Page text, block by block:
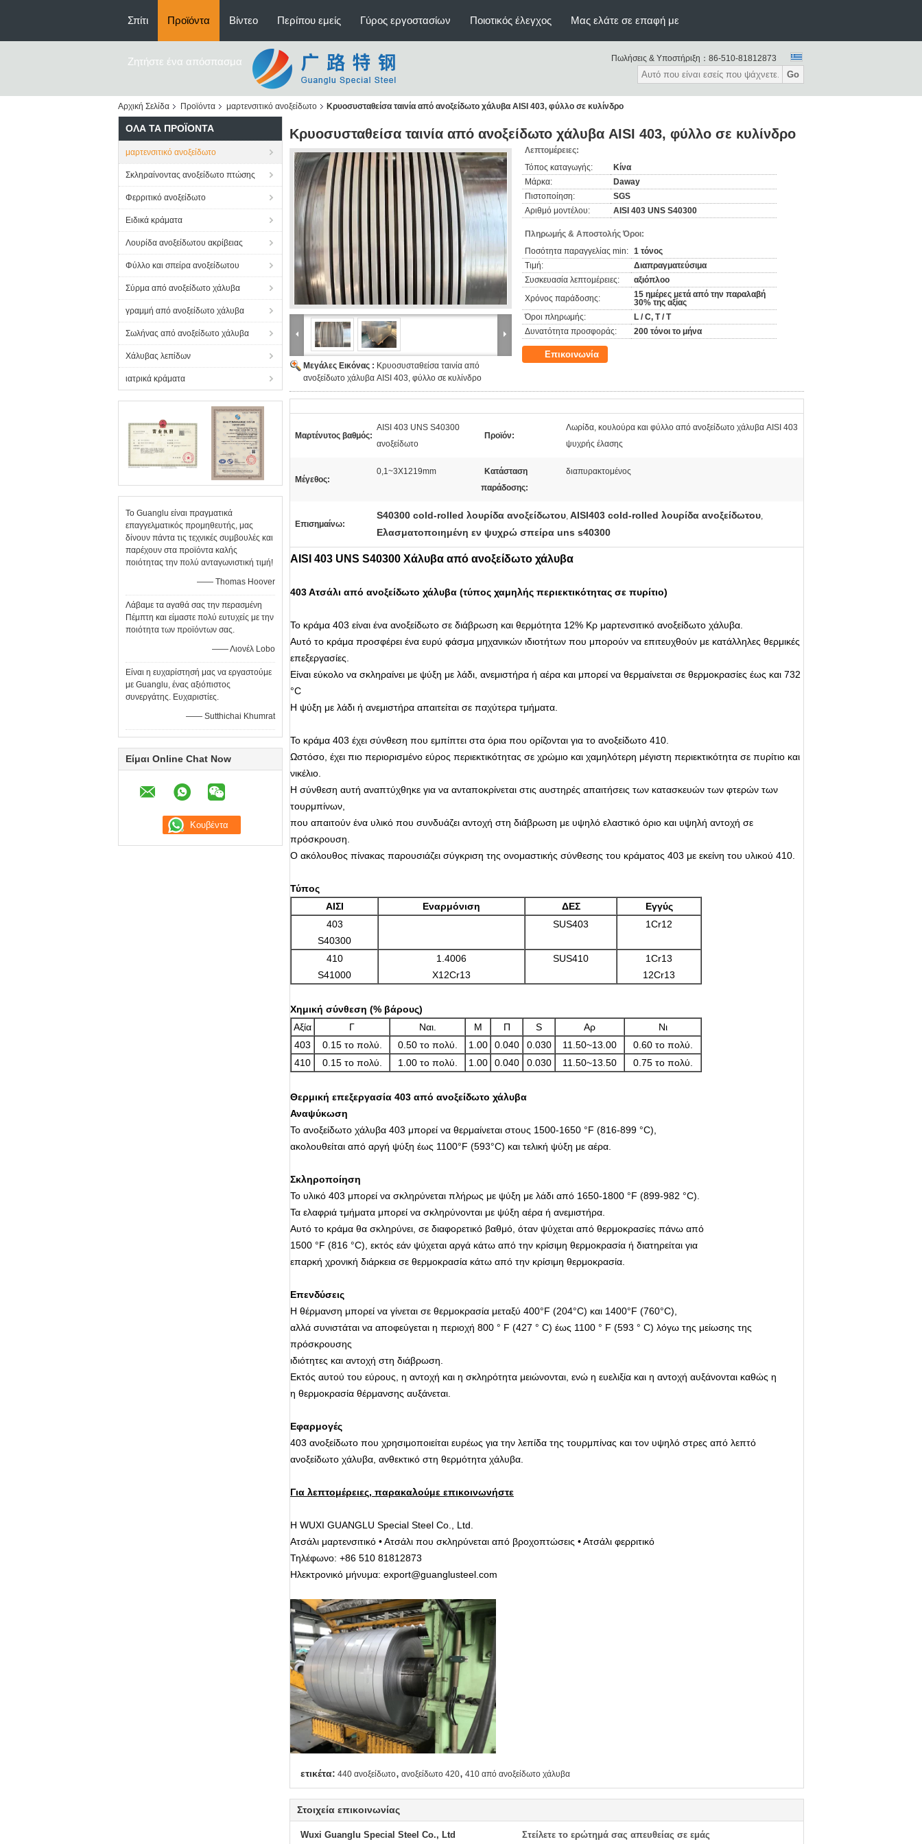
Σπίτι Προϊόντα Βίντεο Περίπου εμείς Γύρος εργοστασίων Ποιοτικός έλεγχος Μας ελάτε σε επαφή με
Ζητήστε ένα απόσπασμα Πωλήσεις & Υποστήριξη： 86-510-81812873
Go
Αρχική Σελίδα Προϊόντα μαρτενσιτικό ανοξείδωτο Κρυοσυσταθείσα ταινία από ανοξείδωτο χάλυβα AISI 403, φύλλο σε κυλίνδρο
ΌΛΑ ΤΑ ΠΡΟΪΌΝΤΑ
μαρτενσιτικό ανοξείδωτο
Σκληραίνοντας ανοξείδωτο πτώσης
Φερριτικό ανοξείδωτο
Ειδικά κράματα
Λουρίδα ανοξείδωτου ακρίβειας
Φύλλο και σπείρα ανοξείδωτου
Σύρμα από ανοξείδωτο χάλυβα
γραμμή από ανοξείδωτο χάλυβα
Σωλήνας από ανοξείδωτο χάλυβα
Χάλυβας λεπίδων
ιατρικά κράματα
Το Guanglu είναι πραγματικά
επαγγελματικός προμηθευτής, μας
δίνουν πάντα τις τεχνικές συμβουλές και
παρέχουν στα προϊόντα καλής
ποιότητας την πολύ ανταγωνιστική τιμή!
—— Thomas Hoover
Λάβαμε τα αγαθά σας την περασμένη
Πέμπτη και είμαστε πολύ ευτυχείς με την
ποιότητα των προϊόντων σας.
—— Λιονέλ Lobo
Είναι η ευχαρίστησή μας να εργαστούμε
με Guanglu, ένας αξιόπιστος
συνεργάτης. Ευχαριστίες.
—— Sutthichai Khumrat
Είμαι Online Chat Now
Κρυοσυσταθείσα ταινία από ανοξείδωτο χάλυβα AISI 403, φύλλο σε κυλίνδρο
Μεγάλες Εικόνας : Κρυοσυσταθείσα ταινία από
ανοξείδωτο χάλυβα AISI 403, φύλλο σε κυλίνδρο
Λεπτομέρειες:
Τόπος καταγωγής:
Κίνα
Μάρκα:
Daway
Πιστοποίηση:
SGS
Αριθμό μοντέλου:
AISI 403 UNS S40300
Πληρωμής & Αποστολής Όροι:
Ποσότητα παραγγελίας min: 1 τόνος
Τιμή:
Διαπραγματεύσιμα
Συσκευασία λεπτομέρειες:
αξιόπλοο
Χρόνος παράδοσης:
15 ημέρες μετά από την παραλαβή
30% της αξίας
Όροι πληρωμής:
L / C, T / T
Δυνατότητα προσφοράς:
200 τόνοι το μήνα
Επικοινωνία
Μαρτένυτος βαθμός:
AISI 403 UNS S40300
ανοξείδωτο
Προϊόν:
Λωρίδα, κουλούρα και φύλλο από ανοξείδωτο χάλυβα AISI 403
ψυχρής έλασης
Μέγεθος:
0,1~3X1219mm
Κατάσταση
παράδοσης:
διαπυρακτομένος
Επισημαίνω:
S40300 cold-rolled λουρίδα ανοξείδωτου, AISI403 cold-rolled λουρίδα ανοξείδωτου,
Ελασματοποιημένη εν ψυχρώ σπείρα uns s40300
AISI 403 UNS S40300 Χάλυβα από ανοξείδωτο χάλυβα
403 Ατσάλι από ανοξείδωτο χάλυβα (τύπος χαμηλής περιεκτικότητας σε πυρίτιο)
Το κράμα 403 είναι ένα ανοξείδωτο σε διάβρωση και θερμότητα 12% Κρ μαρτενσιτικό ανοξείδωτο χάλυβα.
Αυτό το κράμα προσφέρει ένα ευρύ φάσμα μηχανικών ιδιοτήτων που μπορούν να επιτευχθούν με κατάλληλες θερμικές
επεξεργασίες.
Είναι εύκολο να σκληραίνει με ψύξη με λάδι, ανεμιστήρα ή αέρα και μπορεί να θερμαίνεται σε θερμοκρασίες έως και 732
°C
Η ψύξη με λάδι ή ανεμιστήρα απαιτείται σε παχύτερα τμήματα.
Το κράμα 403 έχει σύνθεση που εμπίπτει στα όρια που ορίζονται για το ανοξείδωτο 410.
Ωστόσο, έχει πιο περιορισμένο εύρος περιεκτικότητας σε χρώμιο και χαμηλότερη μέγιστη περιεκτικότητα σε πυρίτιο και
νικέλιο.
Η σύνθεση αυτή αναπτύχθηκε για να ανταποκρίνεται στις αυστηρές απαιτήσεις των κατασκευών των φτερών των
τουρμπίνων,
που απαιτούν ένα υλικό που συνδυάζει αντοχή στη διάβρωση με υψηλό ελαστικό όριο και υψηλή αντοχή σε
πρόσκρουση.
Ο ακόλουθος πίνακας παρουσιάζει σύγκριση της ονομαστικής σύνθεσης του κράματος 403 με εκείνη του υλικού 410.
Τύπος
ΑΙΣΙ
Εναρμόνιση ΔΕΣ
Εγγύς
403
S40300
SUS403 1Cr12
410
S41000
1.4006
X12Cr13
SUS410
1Cr13
12Cr13
Χημική σύνθεση (% βάρους)
Αξία
Γ Ναι. Μ Π S Αρ
Νι
403
0.15 το πολύ. 0.50 το πολύ. 1.00 0.040 0.030 11.50~13.00
0.60 το πολύ.
410
0.15 το πολύ. 1.00 το πολύ. 1.00 0.040 0.030 11.50~13.50 0.75 το πολύ.
Θερμική επεξεργασία 403 από ανοξείδωτο χάλυβα
Αναψύκωση
Το ανοξείδωτο χάλυβα 403 μπορεί να θερμαίνεται στους 1500-1650 °F (816-899 °C),
ακολουθείται από αργή ψύξη έως 1100°F (593°C) και τελική ψύξη με αέρα.
Σκληροποίηση
Το υλικό 403 μπορεί να σκληρύνεται πλήρως με ψύξη με λάδι από 1650-1800 °F (899-982 °C).
Τα ελαφριά τμήματα μπορεί να σκληρύνονται με ψύξη αέρα ή ανεμιστήρα.
Αυτό το κράμα θα σκληρύνει, σε διαφορετικό βαθμό, όταν ψύχεται από θερμοκρασίες πάνω από
1500 °F (816 °C), εκτός εάν ψύχεται αργά κάτω από την κρίσιμη θερμοκρασία ή διατηρείται για
επαρκή χρονική διάρκεια σε θερμοκρασία κάτω από την κρίσιμη θερμοκρασία.
Επενδύσεις
Η θέρμανση μπορεί να γίνεται σε θερμοκρασία μεταξύ 400°F (204°C) και 1400°F (760°C),
αλλά συνιστάται να αποφεύγεται η περιοχή 800 ° F (427 ° C) έως 1100 ° F (593 ° C) λόγω της μείωσης της
πρόσκρουσης
ιδιότητες και αντοχή στη διάβρωση.
Εκτός αυτού του εύρους, η αντοχή και η σκληρότητα μειώνονται, ενώ η ευελιξία και η αντοχή αυξάνονται καθώς η
η θερμοκρασία θέρμανσης αυξάνεται.
Εφαρμογές
403 ανοξείδωτο που χρησιμοποιείται ευρέως για την λεπίδα της τουρμπίνας και τον υψηλό στρες από λεπτό
ανοξείδωτο χάλυβα, ανθεκτικό στη θερμότητα χάλυβα.
Για λεπτομέρειες, παρακαλούμε επικοινωνήστε
Η WUXI GUANGLU Special Steel Co., Ltd.
Ατσάλι μαρτενσιτικό • Ατσάλι που σκληρύνεται από βροχοπτώσεις • Ατσάλι φερριτικό
Τηλέφωνο: +86 510 81812873
Ηλεκτρονικό μήνυμα: export@guanglusteel.com
ετικέτα: 440 ανοξείδωτο, ανοξείδωτο 420, 410 από ανοξείδωτο χάλυβα
Στοιχεία επικοινωνίας
Wuxi Guanglu Special Steel Co., Ltd Στείλετε το ερώτημά σας απευθείας σε εμάς